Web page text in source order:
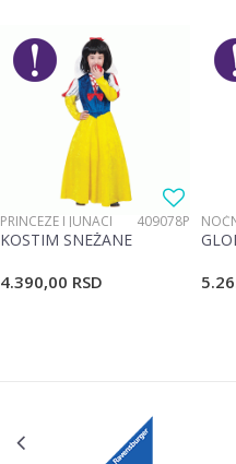
PRINCEZE I JUNACI 409078P
KOSTIM SNEŽANE
4.390,00 RSD